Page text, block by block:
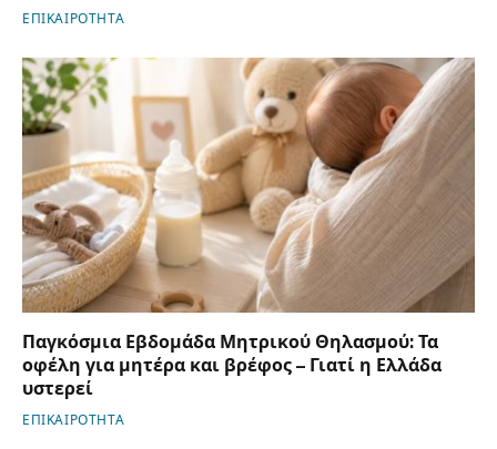
ΕΠΙΚΑΙΡΟΤΗΤΑ
Παγκόσμια Εβδομάδα Μητρικού Θηλασμού: Τα
οφέλη για μητέρα και βρέφος – Γιατί η Ελλάδα
υστερεί
ΕΠΙΚΑΙΡΟΤΗΤΑ